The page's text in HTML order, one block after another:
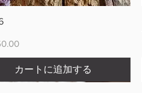
カートに追加する